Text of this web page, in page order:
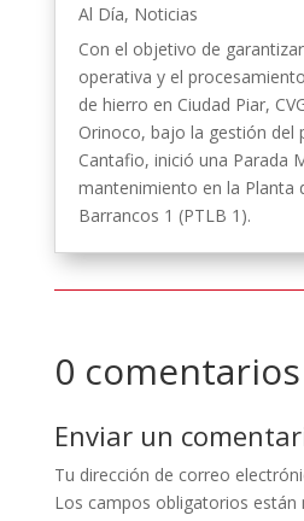
Al Día, Noticias
Con el objetivo de
operativa y el
de hierro en Ciudad Piar,
Orinoco, bajo la gestión del
Cantafio, inició una Parada
mantenimiento en la Planta
Barrancos 1 (PTLB 1).
0 comentarios
Enviar un
Tu dirección de correo
Los campos obligatorios están